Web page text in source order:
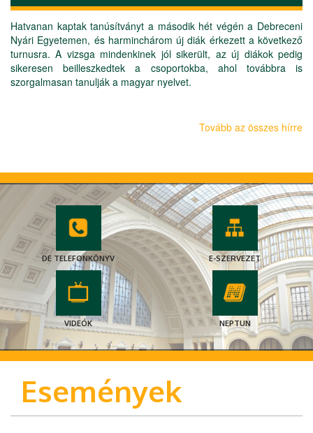
Hatvanan kaptak tanúsítványt a második hét végén a Debreceni
Nyári Egyetemen, és harminchárom új diák érkezett a következő
turnusra. A vizsga mindenkinek jól sikerült, az új diákok pedig
sikeresen beilleszkedtek a csoportokba, ahol továbbra is
szorgalmasan tanulják a magyar nyelvet.
Tovább az összes hírre
DE TELEFONKÖNYV E-SZERVEZET
VIDEÓK NEPTUN
Események